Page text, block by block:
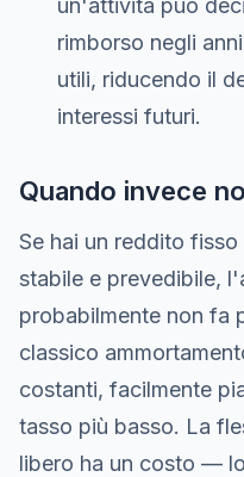
un'attività può
rimborso negli
utili, riducendo il
interessi futuri.
Quando invece
Se hai un reddito
stabile e prevedibile,
probabilmente non fa
classico
costanti, facilmente
tasso più basso. La
libero ha un costo —